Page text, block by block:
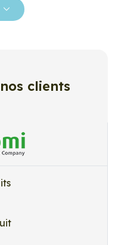
conçus pour
vous inspirer parmi
? Nous avons la
vinyle, sont
décorer votre
choix avec nos
Une solution
toutes surfaces
clients